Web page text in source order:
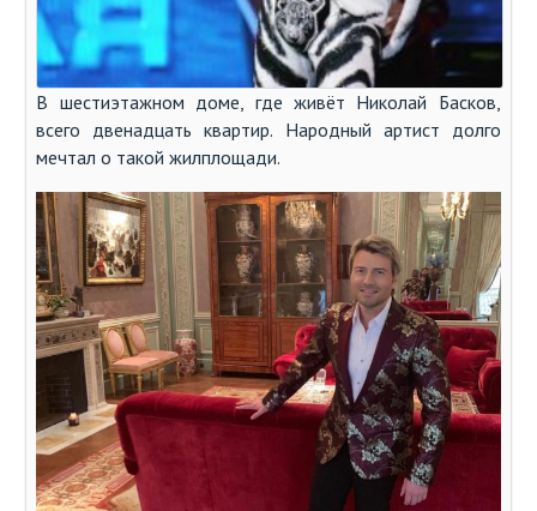
В шестиэтажном доме, где живёт Николай Басков,
всего двенадцать квартир. Народный артист долго
мечтал о такой жилплощади.